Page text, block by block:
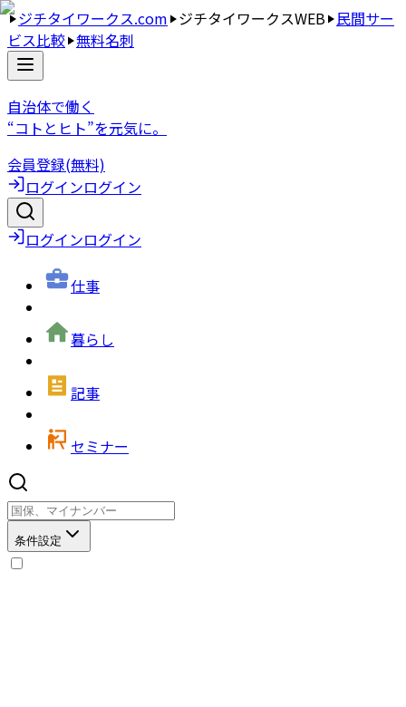
ジチタイワークス.com ジチタイワークスWEB 民間サー
ビス比較 無料名刺
自治体で働く
“コトとヒト”を元気に。
会員登録(無料)
ログインログイン
ログインログイン
仕事
暮らし
記事
セミナー
条件設定